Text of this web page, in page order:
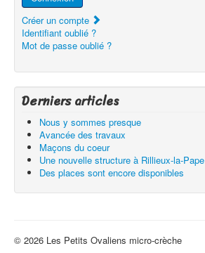
Créer un compte
Identifiant oublié ?
Mot de passe oublié ?
Derniers articles
Nous y sommes presque
Avancée des travaux
Maçons du coeur
Une nouvelle structure à Rillieux-la-Pape
Des places sont encore disponibles
© 2026 Les Petits Ovaliens micro-crèche